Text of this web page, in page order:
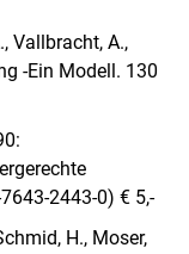
Vallbracht, A.,
-Ein Modell. 130
2443-0) € 5,-
H., Moser,